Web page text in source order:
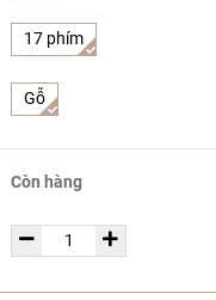
17 phím
Gỗ
Còn hàng